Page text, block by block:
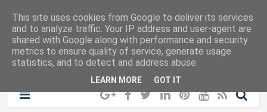
This site uses cookies from Google to deliver its services
and to analyze traffic. Your IP address and user-agent are
shared with Google along with performance and security
metrics to ensure quality of service, generate usage
statistics, and to detect and address abuse.
LEARN MORE GOT IT